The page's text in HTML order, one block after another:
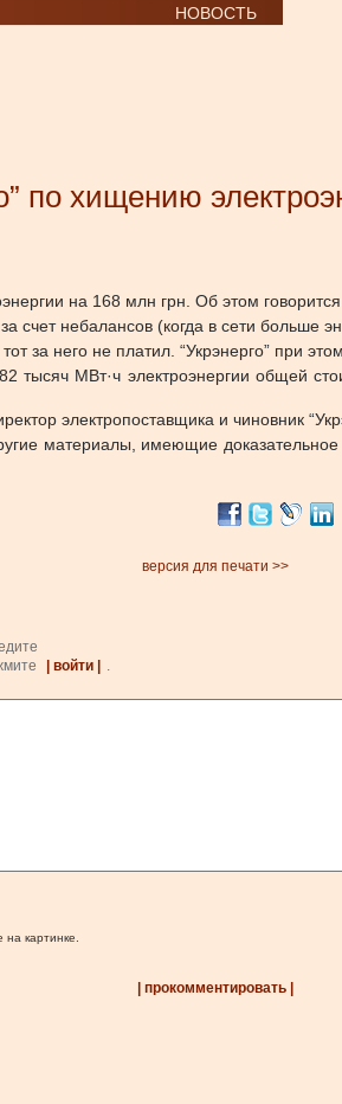
НОВОСТЬ
по хищению
на 168 млн грн. Об этом
счет небалансов (когда в сети больше
за него не платил. “Укрэнерго” при
тысяч МВт·ч электроэнергии общей
электропоставщика и чиновник
материалы, имеющие
версия для печати >>
| войти |
.
картинке.
| прокомментировать |